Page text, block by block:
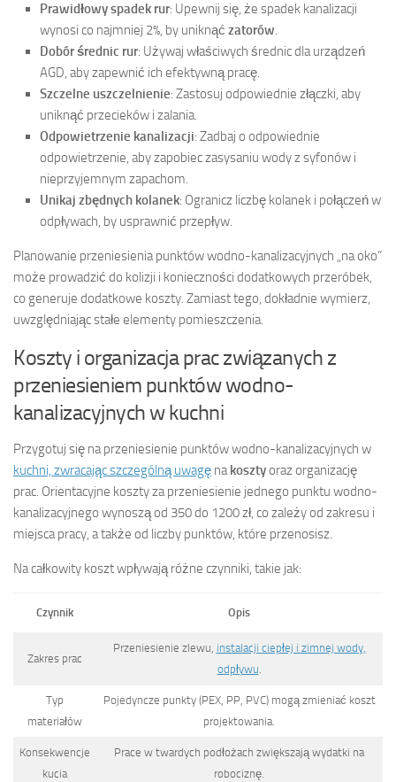
Prawidłowy spadek rur: Upewnij się, że spadek kanalizacji
wynosi co najmniej 2%, by uniknąć zatorów.
Dobór średnic rur: Używaj właściwych średnic dla urządzeń
AGD, aby zapewnić ich efektywną pracę.
Szczelne uszczelnienie: Zastosuj odpowiednie złączki, aby
uniknąć przecieków i zalania.
Odpowietrzenie kanalizacji: Zadbaj o odpowiednie
odpowietrzenie, aby zapobiec zasysaniu wody z syfonów i
nieprzyjemnym zapachom.
Unikaj zbędnych kolanek: Ogranicz liczbę kolanek i połączeń w
odpływach, by usprawnić przepływ.
Planowanie przeniesienia punktów wodno-kanalizacyjnych „na oko”
może prowadzić do kolizji i konieczności dodatkowych przeróbek,
co generuje dodatkowe koszty. Zamiast tego, dokładnie wymierz,
uwzględniając stałe elementy pomieszczenia.
Koszty i organizacja prac związanych z
przeniesieniem punktów wodno-
kanalizacyjnych w kuchni
Przygotuj się na przeniesienie punktów wodno-kanalizacyjnych w
kuchni, zwracając szczególną uwagę nakosztyoraz organizację
prac. Orientacyjne koszty za przeniesienie jednego punktu wodno-
kanalizacyjnego wynoszą od 350 do 1200 zł, co zależy od zakresu i
miejsca pracy, a także od liczby punktów, które przenosisz.
Na całkowity koszt wpływają różne czynniki, takie jak:
Czynnik Opis
Zakres prac
Przeniesienie zlewu, instalacji ciepłej i zimnej wody,
odpływu.
Typ
materiałów
Pojedyncze punkty (PEX, PP, PVC) mogą zmieniać koszt
projektowania.
Konsekwencje
kucia
Prace w twardych podłożach zwiększają wydatki na
robociznę.